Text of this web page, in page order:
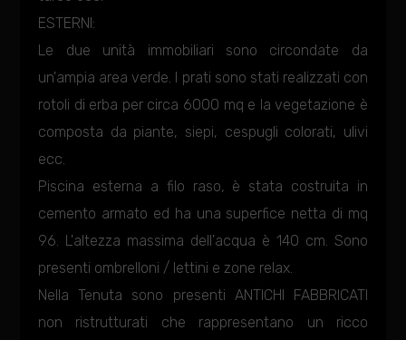
ESTERNI:
Le due unità immobiliari sono circondate da
un'ampia area verde. I prati sono stati realizzati con
rotoli di erba per circa 6000 mq e la vegetazione è
composta da piante, siepi, cespugli colorati, ulivi
ecc.
Piscina esterna a filo raso, è stata costruita in
cemento armato ed ha una superfice netta di mq
96. L'altezza massima dell'acqua è 140 cm. Sono
presenti ombrelloni / lettini e zone relax.
Nella Tenuta sono presenti ANTICHI FABBRICATI
non ristrutturati che rappresentano un ricco